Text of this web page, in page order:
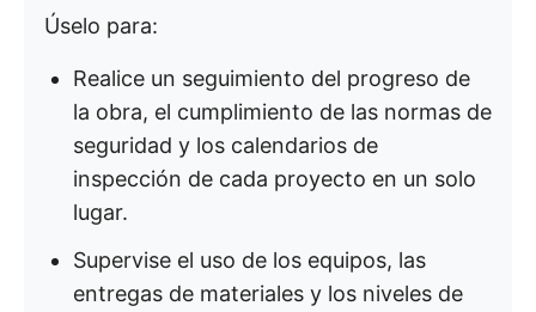
Úselo para:
Realice un seguimiento del progreso de
la obra, el cumplimiento de las normas de
seguridad y los calendarios de
inspección de cada proyecto en un solo
lugar.
Supervise el uso de los equipos, las
entregas de materiales y los niveles de